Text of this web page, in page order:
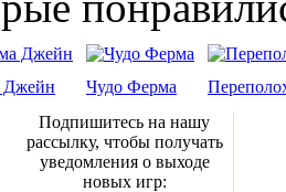
Джейн Чудо Ферма
Подпишитесь на нашу
рассылку, чтобы получать
уведомления о выходе
новых игр: